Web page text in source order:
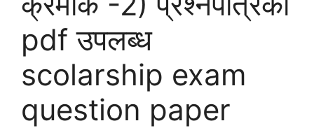
pdf उपलब्ध
scolarship exam
question paper